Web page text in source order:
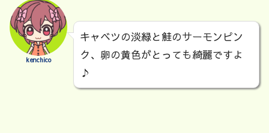
kenchico
キャベツの淡緑と鮭のサーモンピン
ク、卵の黄色がとっても綺麗ですよ
♪